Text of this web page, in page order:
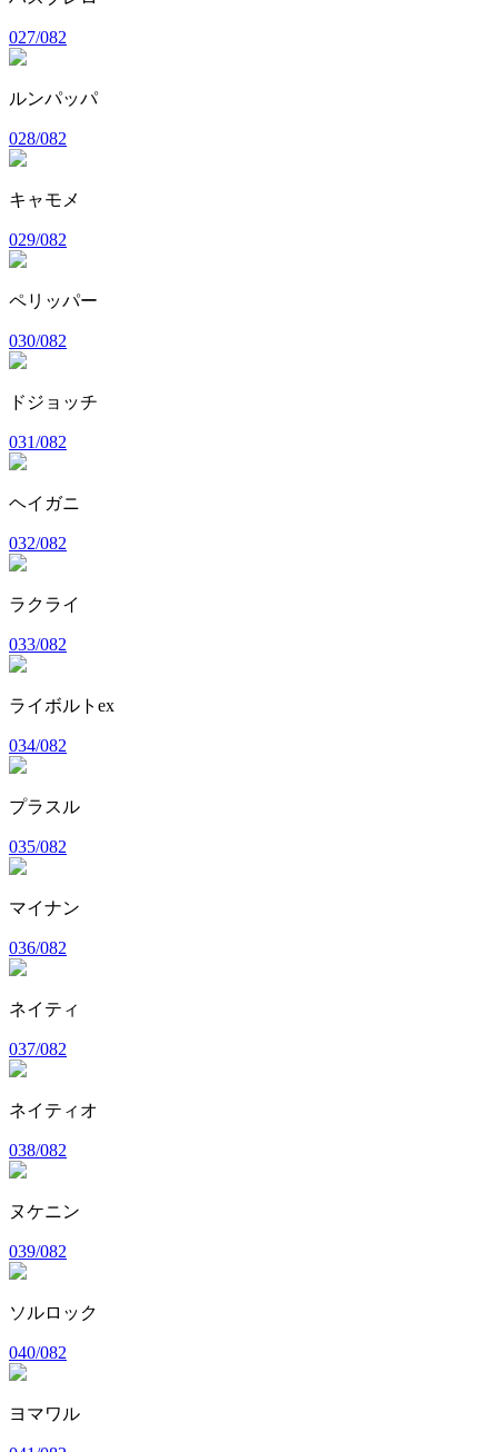
027/082
ルンパッパ
028/082
キャモメ
029/082
ペリッパー
030/082
ドジョッチ
031/082
ヘイガニ
032/082
ラクライ
033/082
ライボルトex
034/082
プラスル
035/082
マイナン
036/082
ネイティ
037/082
ネイティオ
038/082
ヌケニン
039/082
ソルロック
040/082
ヨマワル